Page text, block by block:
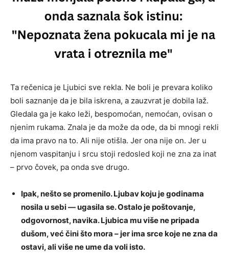
Ta rečenica je Ljubici sve rekla. Ne boli je prevara koliko
boli saznanje da je bila iskrena, a zauzvrat je dobila laž.
Gledala ga je kako leži, bespomoćan, nemoćan, ovisan o
njenim rukama. Znala je da može da ode, da bi mnogi rekli
da ima pravo na to. Ali nije otišla. Jer ona nije on. Jer u
njenom vaspitanju i srcu stoji redosled koji ne zna za inat
– prvo čovek, pa onda sve drugo.
Ipak, nešto se promenilo. Ljubav koju je godinama
nosila u sebi — ugasila se. Ostalo je poštovanje,
odgovornost, navika. Ljubica mu više ne pripada
dušom, već čini što mora – jer ima srce koje ne zna da
ostavi, ali više ne ume da voli isto.